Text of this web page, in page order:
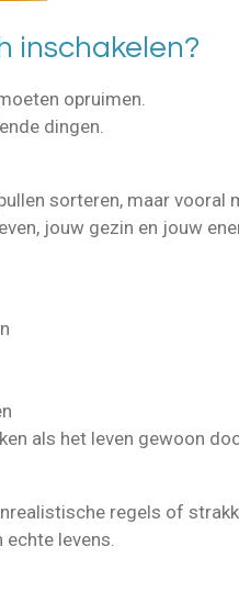
inschakelen?
opruimen.
dingen.
sorteren, maar
jouw gezin en jouw
als het leven gewoon
regels of
echte levens.